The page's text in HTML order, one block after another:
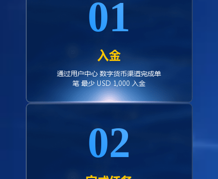
01
入金
通过用户中心 数字货币渠道完成单
笔 最少 USD 1,000 入金
02